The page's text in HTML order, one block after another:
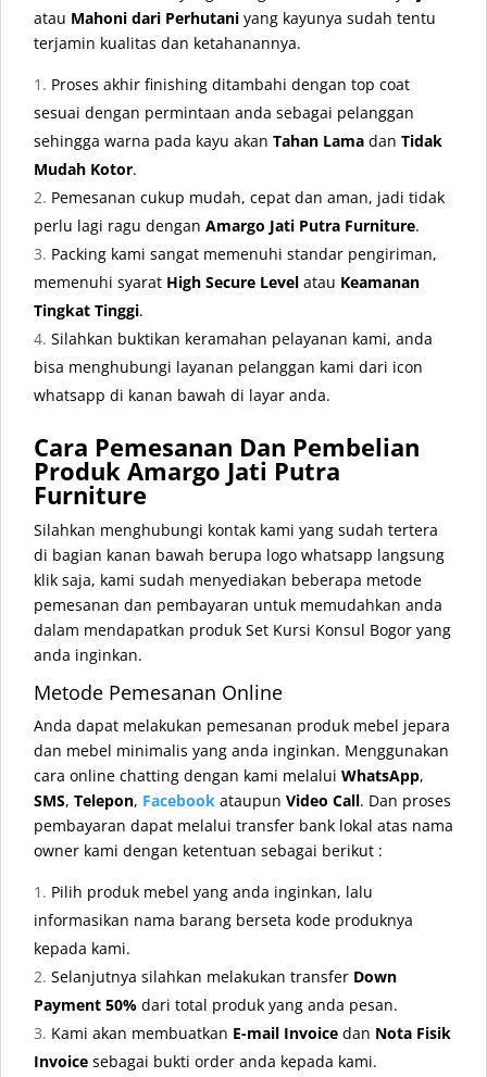
atau Mahoni dari Perhutani yang kayunya sudah tentu
terjamin kualitas dan ketahanannya.
Proses akhir finishing ditambahi dengan top coat
sesuai dengan permintaan anda sebagai pelanggan
sehingga warna pada kayu akan Tahan Lama dan Tidak
Mudah Kotor.
Pemesanan cukup mudah, cepat dan aman, jadi tidak
perlu lagi ragu dengan Amargo Jati Putra Furniture.
Packing kami sangat memenuhi standar pengiriman,
memenuhi syarat High Secure Level atau Keamanan
Tingkat Tinggi.
Silahkan buktikan keramahan pelayanan kami, anda
bisa menghubungi layanan pelanggan kami dari icon
whatsapp di kanan bawah di layar anda.
Cara Pemesanan Dan Pembelian
Produk Amargo Jati Putra
Furniture
Silahkan menghubungi kontak kami yang sudah tertera
di bagian kanan bawah berupa logo whatsapp langsung
klik saja, kami sudah menyediakan beberapa metode
pemesanan dan pembayaran untuk memudahkan anda
dalam mendapatkan produk Set Kursi Konsul Bogor yang
anda inginkan.
Metode Pemesanan Online
Anda dapat melakukan pemesanan produk mebel jepara
dan mebel minimalis yang anda inginkan. Menggunakan
cara online chatting dengan kami melalui WhatsApp,
SMS, Telepon, Facebook ataupun Video Call. Dan proses
pembayaran dapat melalui transfer bank lokal atas nama
owner kami dengan ketentuan sebagai berikut :
Pilih produk mebel yang anda inginkan, lalu
informasikan nama barang berseta kode produknya
kepada kami.
Selanjutnya silahkan melakukan transfer Down
Payment 50% dari total produk yang anda pesan.
Kami akan membuatkan E-mail Invoice dan Nota Fisik
Invoice sebagai bukti order anda kepada kami.